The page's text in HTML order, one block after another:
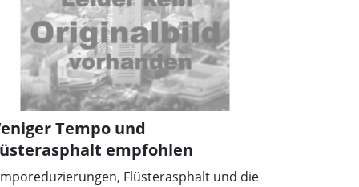
Tempo und
empfohlen
Flüsterasphalt und die